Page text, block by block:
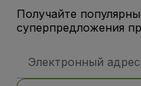
Получайте
суперпредложения
электронной